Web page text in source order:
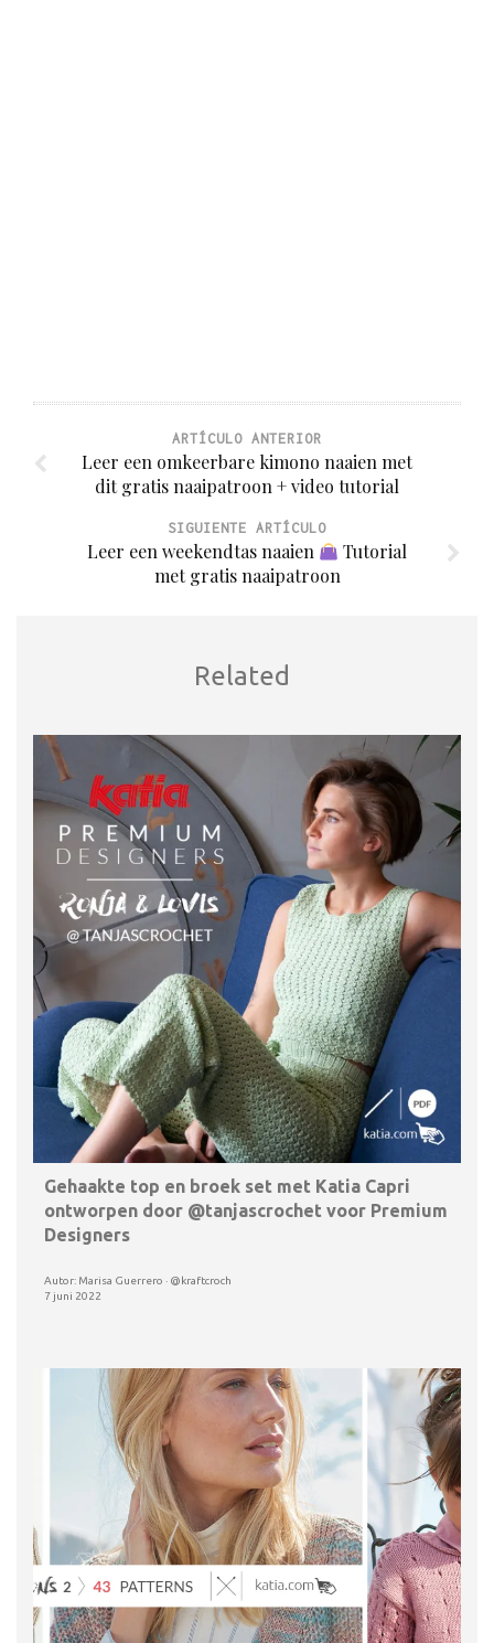
ARTÍCULO ANTERIOR
Leer een omkeerbare kimono naaien met
dit gratis naaipatroon + video tutorial
SIGUIENTE ARTÍCULO
Leer een weekendtas naaien
Tutorial
met gratis naaipatroon
Related
Gehaakte top en broek set met Katia Capri
ontworpen door @tanjascrochet voor Premium
Designers
Autor: Marisa Guerrero · @kraftcroch
7 juni 2022